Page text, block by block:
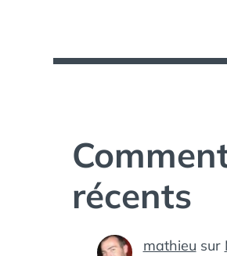
récents
mathieu sur